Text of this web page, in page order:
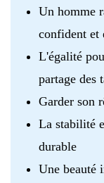
Un homme
confident et
L'égalité
partage des
Garder son
La stabilité
durable
Une beauté